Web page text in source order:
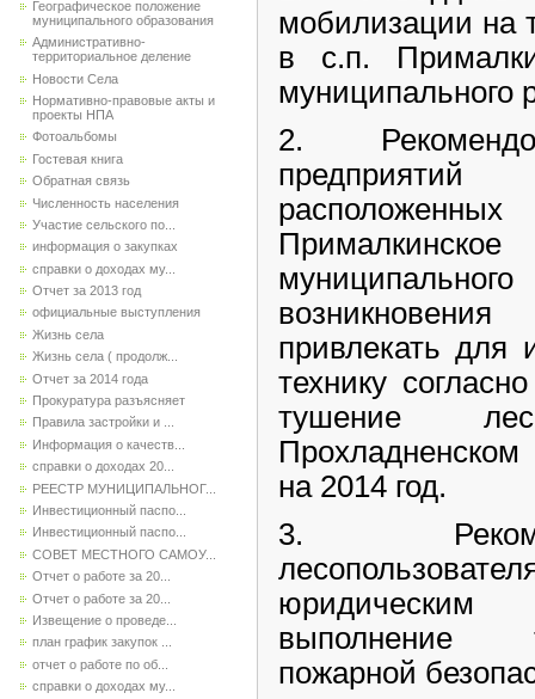
Географическое положение
муниципального образования
Административно-
территориальное деление
Новости Села
Нормативно-правовые акты и
проекты НПА
Фотоальбомы
Гостевая книга
Обратная связь
Численность населения
Участие сельского по...
информация о закупках
справки о доходах му...
Отчет за 2013 год
официальные выступления
Жизнь села
Жизнь села ( продолж...
Отчет за 2014 года
Прокуратура разъясняет
Правила застройки и ...
Информация о качеств...
справки о доходах 20...
РЕЕСТР МУНИЦИПАЛЬНОГ...
Инвестиционный паспо...
Инвестиционный паспо...
СОВЕТ МЕСТНОГО САМОУ...
Отчет о работе за 20...
Отчет о работе за 20...
Извещение о проведе...
план график закупок ...
отчет о работе по об...
справки о доходах му...
мобилизации на
в с.п.
муниципального
2.
привлекать для
технику
тушение
на 2014 год.
3.
выполнение
пожарной